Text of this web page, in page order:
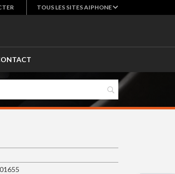
TOUS LES SITES AIPHONE